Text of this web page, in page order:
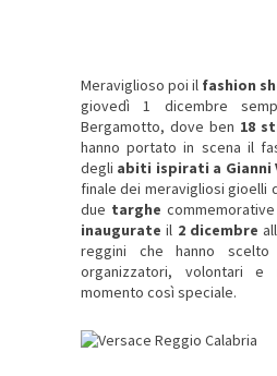
Meraviglioso poi il fashion
giovedì 1 dicembre
Bergamotto, dove ben 18
hanno portato in scena il
degli abiti ispirati a Gianni
finale dei meravigliosigioelli
due targhe commemorative
inaugurate il 2 dicembre
reggini che hanno
organizzatori, volontari e
momento così speciale.